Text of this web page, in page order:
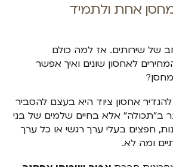
אחת ולתמיד
של שירותים. אז למה כולם
לאחסון שונים ואיך אפשר
אחסון ציוד היא בעצם להסביר
ב"תכולה" אלא בחיים שלמים של בני
חפצים בעלי ערך רגשי או כל ערך
ומה לא.